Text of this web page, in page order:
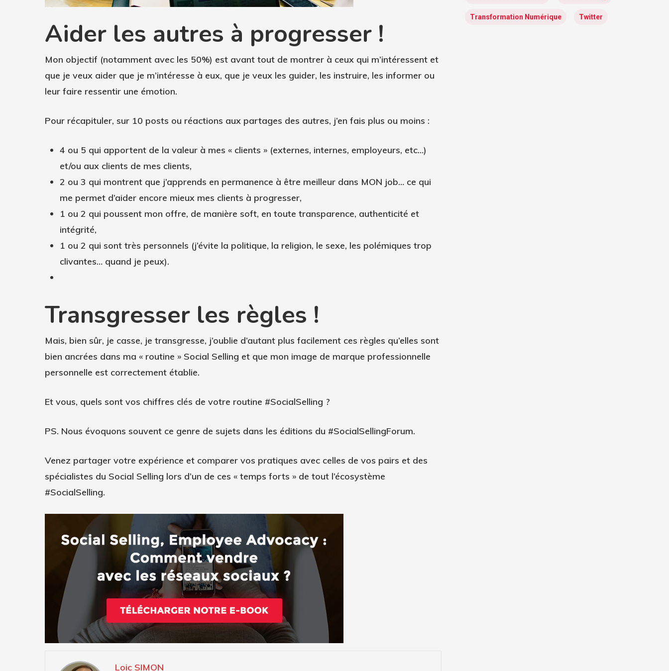
Aider les autres à progresser !
Mon objectif (notamment avec les 50%) est avant tout de montrer à ceux qui m’intéressent et
que je veux aider que je m’intéresse à eux, que je veux les guider, les instruire, les informer ou
leur faire ressentir une émotion.
Pour récapituler, sur 10 posts ou réactions aux partages des autres, j’en fais plus ou moins :
4 ou 5 qui apportent de la valeur à mes « clients » (externes, internes, employeurs, etc…)
et/ou aux clients de mes clients,
2 ou 3 qui montrent que j’apprends en permanence à être meilleur dans MON job… ce qui
me permet d’aider encore mieux mes clients à progresser,
1 ou 2 qui poussent mon offre, de manière soft, en toute transparence, authenticité et
intégrité,
1 ou 2 qui sont très personnels (j’évite la politique, la religion, le sexe, les polémiques trop
clivantes… quand je peux).
Transgresser les règles !
Mais, bien sûr, je casse, je transgresse, j’oublie d’autant plus facilement ces règles qu’elles sont
bien ancrées dans ma « routine » Social Selling et que mon image de marque professionnelle
personnelle est correctement établie.
Et vous, quels sont vos chiffres clés de votre routine #SocialSelling ?
PS. Nous évoquons souvent ce genre de sujets dans les éditions du #SocialSellingForum.
Venez partager votre expérience et comparer vos pratiques avec celles de vos pairs et des
spécialistes du Social Selling lors d’un de ces « temps forts » de tout l’écosystème
#SocialSelling.
Loic SIMON
Transformation Numérique Twitter